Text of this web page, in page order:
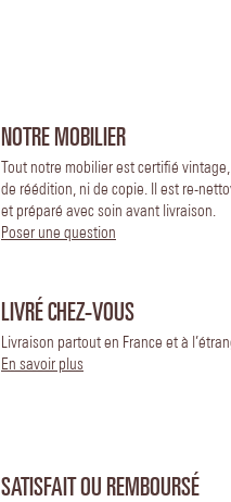
NOTRE MOBILIER
Tout notre mobilier est certifié
de réédition, ni de copie. Il est re-
et préparé avec soin avant livraison.
Poser une question
LIVRÉ CHEZ-VOUS
Livraison partout en France et à
En savoir plus
SATISFAIT OU REMBOURSÉ